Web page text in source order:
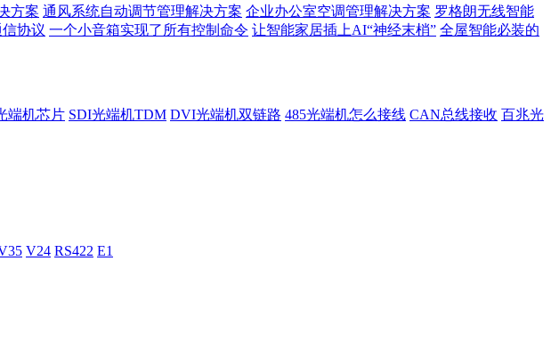
方案 通风系统自动调节管理解决方案 企业办公室空调管理解决方案 罗格朗无线智能
协议 一个小音箱实现了所有控制命令 让智能家居插上AI“神经末梢” 全屋智能必装的
端机芯片 SDI光端机TDM DVI光端机双链路 485光端机怎么接线 CAN总线接收 百兆光
V24 RS422 E1